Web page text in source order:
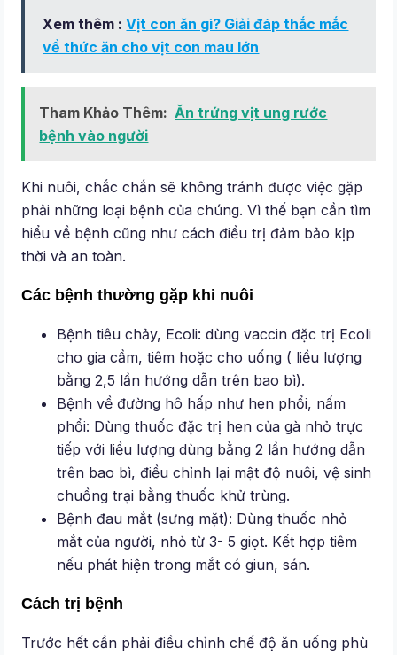
Xem thêm :Vịt con ăn gì? Giải đáp thắc mắc
về thức ăn cho vịt con mau lớn
Tham Khảo Thêm: Ăn trứng vịt ung rước
bệnh vào người
Khi nuôi, chắc chắn sẽ không tránh được việc gặp
phải những loại bệnh của chúng. Vì thế bạn cần tìm
hiểu về bệnh cũng như cách điều trị đảm bảo kịp
thời và an toàn.
Các bệnh thường gặp khi nuôi
Bệnh tiêu chảy, Ecoli: dùng vaccin đặc trị Ecoli
cho gia cầm, tiêm hoặc cho uống ( liều lượng
bằng 2,5 lần hướng dẫn trên bao bì).
Bệnh về đường hô hấp như hen phổi, nấm
phổi: Dùng thuốc đặc trị hen của gà nhỏ trực
tiếp với liều lượng dùng bằng 2 lần hướng dẫn
trên bao bì, điều chỉnh lại mật độ nuôi, vệ sinh
chuồng trại bằng thuốc khử trùng.
Bệnh đau mắt (sưng mặt): Dùng thuốc nhỏ
mắt của người, nhỏ từ 3- 5 giọt. Kết hợp tiêm
nếu phát hiện trong mắt có giun, sán.
Cách trị bệnh
Trước hết cần phải điều chỉnh chế độ ăn uống phù